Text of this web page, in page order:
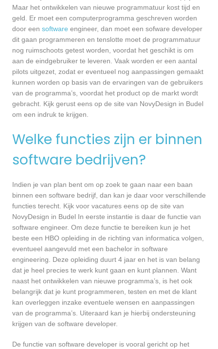
Maar het ontwikkelen van nieuwe programmatuur kost tijd en
geld. Er moet een computerprogramma geschreven worden
door een software engineer, dan moet een sofware developer
dit gaan programmeren en tenslotte moet de programmatuur
nog ruimschoots getest worden, voordat het geschikt is om
aan de eindgebruiker te leveren. Vaak worden er een aantal
pilots uitgezet, zodat er eventueel nog aanpassingen gemaakt
kunnen worden op basis van de ervaringen van de gebruikers
van de programma’s, voordat het product op de markt wordt
gebracht. Kijk gerust eens op de site van NovyDesign in Budel
om een indruk te krijgen.
Welke functies zijn er binnen
software bedrijven?
Indien je van plan bent om op zoek te gaan naar een baan
binnen een software bedrijf, dan kan je daar voor verschillende
functies terecht. Kijk voor vacatures eens op de site van
NovyDesign in Budel In eerste instantie is daar de functie van
software engineer. Om deze functie te bereiken kun je het
beste een HBO opleiding in de richting van informatica volgen,
eventueel aangevuld met een bachelor in software
engineering. Deze opleiding duurt 4 jaar en het is van belang
dat je heel precies te werk kunt gaan en kunt plannen. Want
naast het ontwikkelen van nieuwe programma’s, is het ook
belangrijk dat je kunt programmeren, testen en met de klant
kan overleggen inzake eventuele wensen en aanpassingen
van de programma’s. Uiteraard kan je hierbij ondersteuning
krijgen van de software developer.
De functie van software developer is vooral gericht op het